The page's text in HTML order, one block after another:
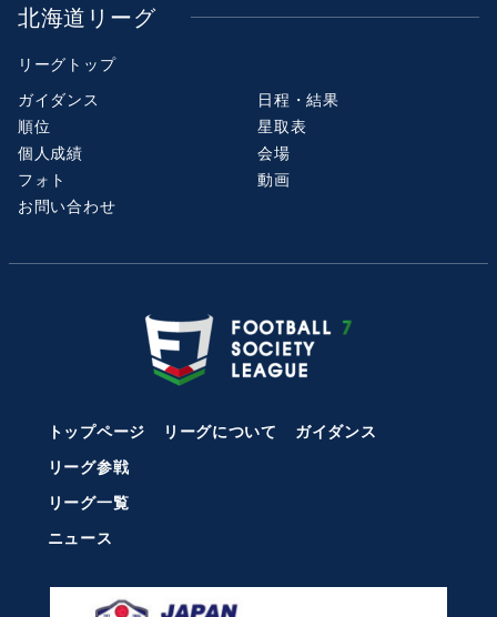
北海道リーグ
リーグトップ
ガイダンス
日程・結果
順位
星取表
個人成績
会場
フォト
動画
お問い合わせ
トップページ リーグについて
ガイダンス
リーグ参戦
リーグ一覧
ニュース